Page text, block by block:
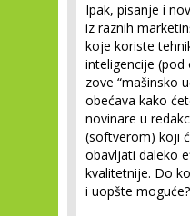
Ipak, pisanje i
iz raznih
koje koriste
inteligencije
zove “mašinsko
obećava kako
novinare u
(softverom) koji
obavljati daleko
kvalitetnije. Do
i uopšte moguće?